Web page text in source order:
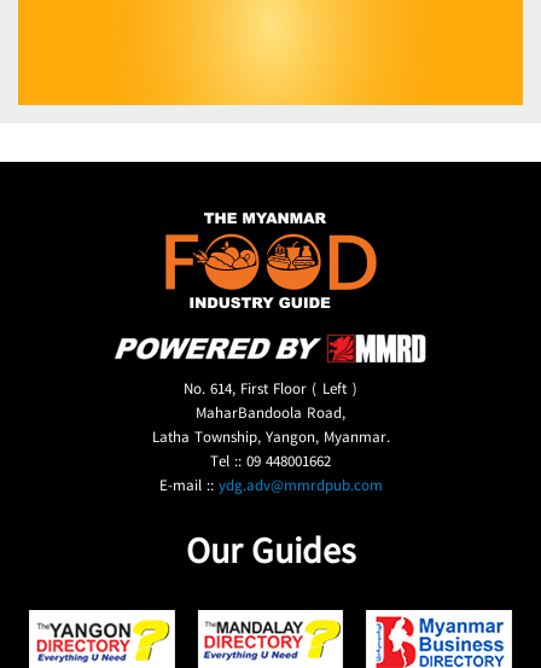
No. 614, First Floor ( Left )
MaharBandoola Road,
Latha Township, Yangon, Myanmar.
Tel :: 09 448001662
E-mail ::ydg.adv@mmrdpub.com
Our Guides